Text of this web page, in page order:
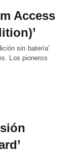
Access
sin batería'
Los pioneros